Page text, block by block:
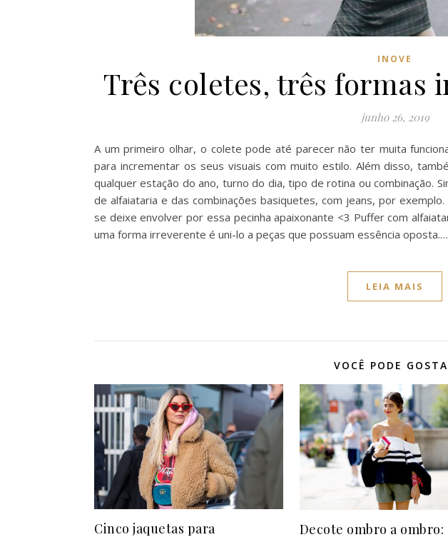
INOVE
Três coletes, três formas
junho 26, 2019
A um primeiro olhar, o colete pode até parecer não ter muita
para incrementar os seus visuais com muito estilo. Além disso,
qualquer estação do ano, turno do dia, tipo de rotina ou combinação.
de alfaiataria e das combinações basiquetes, com jeans, por
se deixe envolver por essa pecinha apaixonante <3 Puffer com
uma forma irreverente é uni-lo a peças que possuam essência oposta.…
LEIA MAIS
VOCÊ PODE
Cinco jaquetas para
Decote ombro a ombro: